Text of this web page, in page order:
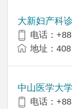
大新妇产科
电话：
地址：
中山医学大
电话：